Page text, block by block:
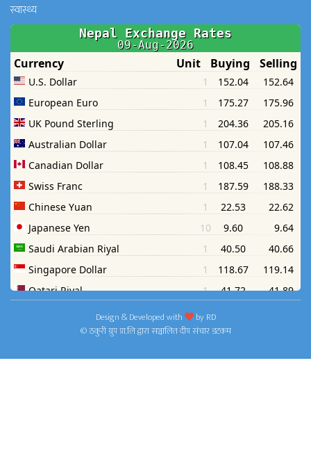
स्वास्थ्य
Design & Developed with byRD
© ठकुरी ग्रुप प्रा.लि द्वारा सञ्चालित दीप संचार डटकम